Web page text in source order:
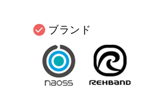
ブランド